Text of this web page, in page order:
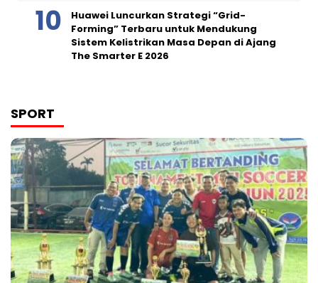
Huawei Luncurkan Strategi “Grid-
Forming” Terbaru untuk Mendukung
Sistem Kelistrikan Masa Depan di Ajang
The Smarter E 2026
SPORT